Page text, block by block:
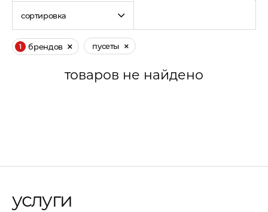
сортировка
1 брендов пусеты
товаров не найдено
услуги